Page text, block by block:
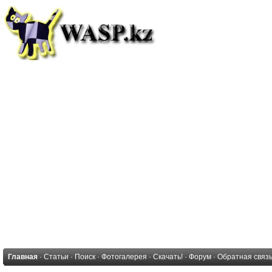
Главная · Статьи · Поиск · Фотогалерея · Скачать! · Форум · Обратная связь